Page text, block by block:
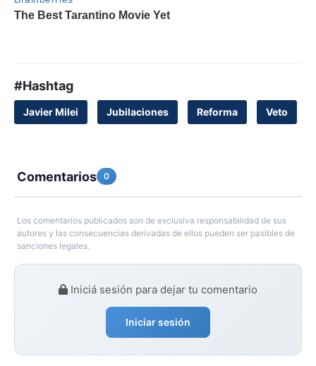
#Hashtag
Javier Milei Jubilaciones Reforma Veto
Comentarios 0
Los comentarios publicados son de exclusiva responsabilidad de sus
autores y las consecuencias derivadas de ellos pueden ser pasibles de
sanciones legales.
Iniciá sesión para dejar tu comentario
Iniciar sesión